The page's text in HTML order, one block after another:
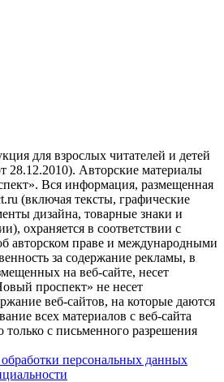
для взрослых читателей и детей
28.12.2010). Авторские материалы
Вся информация, размещенная
(включая тексты, графические
дизайна, товарные знаки и
охраняется в соответствии с
авторском праве и международными
за содержание рекламы, в
на веб-сайте, несет
проспект» не несет
веб-сайтов, на которые даются
всех материалов с веб-сайта
с письменного разрешения
персональных данных